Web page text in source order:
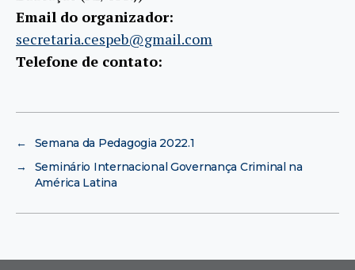
Email do organizador:
secretaria.cespeb@gmail.com
Telefone de contato:
←
Semana da Pedagogia 2022.1
→
Seminário Internacional Governança Criminal na
América Latina